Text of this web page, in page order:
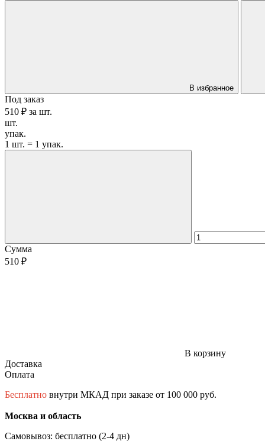
В избранное
Под заказ
510 ₽ за шт.
шт.
упак.
1 шт. = 1 упак.
Сумма
510 ₽
В корзину
Доставка
Оплата
Бесплатно внутри МКАД при заказе от 100 000 руб.
Москва и область
Самовывоз: бесплатно (2-4 дн)